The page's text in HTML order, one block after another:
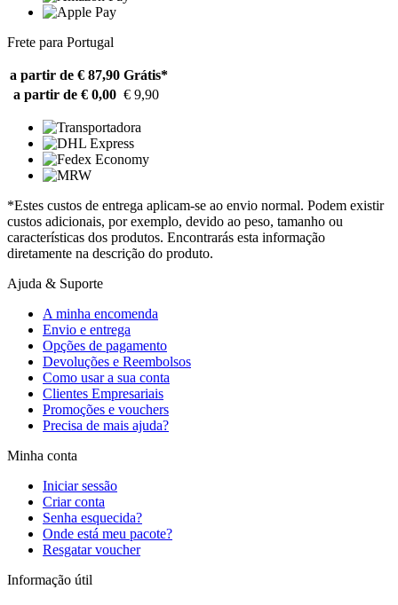
Frete para Portugal
a partir de € 87,90 Grátis*
a partir de € 0,00 € 9,90
*Estes custos de entrega aplicam-se ao envio normal. Podem existir
custos adicionais, por exemplo, devido ao peso, tamanho ou
características dos produtos. Encontrarás esta informação
diretamente na descrição do produto.
Ajuda & Suporte
A minha encomenda
Envio e entrega
Opções de pagamento
Devoluções e Reembolsos
Como usar a sua conta
Clientes Empresariais
Promoções e vouchers
Precisa de mais ajuda?
Minha conta
Iniciar sessão
Criar conta
Senha esquecida?
Onde está meu pacote?
Resgatar voucher
Informação útil